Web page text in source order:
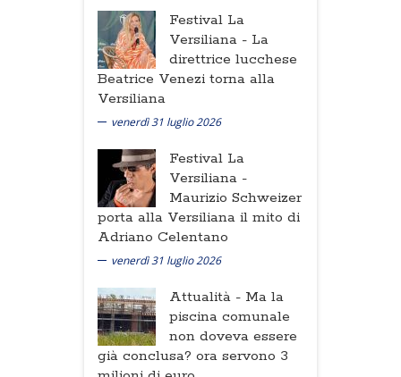
Festival La
Versiliana - La
direttrice lucchese
Beatrice Venezi torna alla
Versiliana
venerdì 31 luglio 2026
Festival La
Versiliana -
Maurizio Schweizer
porta alla Versiliana il mito di
Adriano Celentano
venerdì 31 luglio 2026
Attualità - Ma la
piscina comunale
non doveva essere
già conclusa? ora servono 3